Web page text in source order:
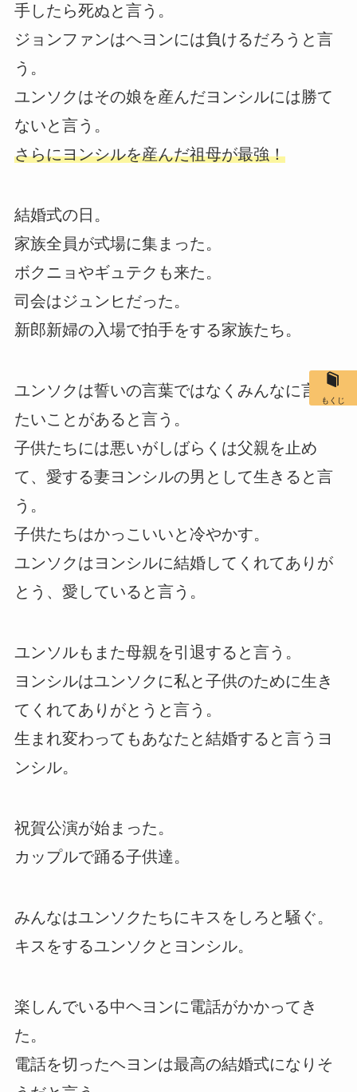
手したら死ぬと言う。
ジョンファンはヘヨンには負けるだろうと言
う。
ユンソクはその娘を産んだヨンシルには勝て
ないと言う。
さらにヨンシルを産んだ祖母が最強！
結婚式の日。
家族全員が式場に集まった。
ボクニョやギュテクも来た。
司会はジュンヒだった。
新郎新婦の入場で拍手をする家族たち。
ユンソクは誓いの言葉ではなくみんなに言い
たいことがあると言う。
子供たちには悪いがしばらくは父親を止め
て、愛する妻ヨンシルの男として生きると言
う。
子供たちはかっこいいと冷やかす。
ユンソクはヨンシルに結婚してくれてありが
とう、愛していると言う。
ユンソルもまた母親を引退すると言う。
ヨンシルはユンソクに私と子供のために生き
てくれてありがとうと言う。
生まれ変わってもあなたと結婚すると言うヨ
ンシル。
祝賀公演が始まった。
カップルで踊る子供達。
みんなはユンソクたちにキスをしろと騒ぐ。
キスをするユンソクとヨンシル。
楽しんでいる中ヘヨンに電話がかかってき
た。
電話を切ったヘヨンは最高の結婚式になりそ
もくじ